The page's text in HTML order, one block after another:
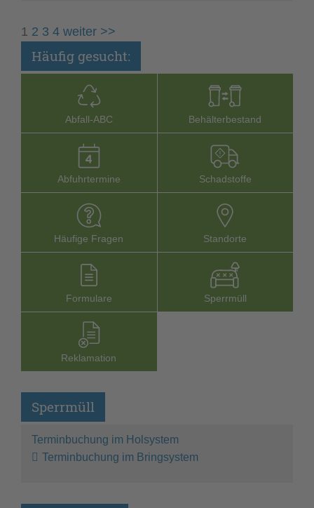
1 2 3 4 weiter >>
Häufig gesucht:
Abfall-­ABC Behälterbestand
Abfuhrtermine Schadstoffe
Häufige Fragen Stand­orte
Formu­lare Sperr­müll
Reklamation
Sperrmüll
Terminbuchung im Holsystem
Terminbuchung im Bringsystem